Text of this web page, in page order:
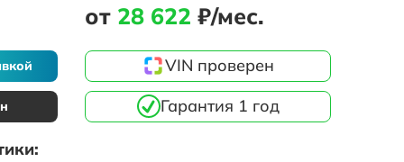
от 28 622 ₽/мес.
VIN проверен
Гарантия 1 год